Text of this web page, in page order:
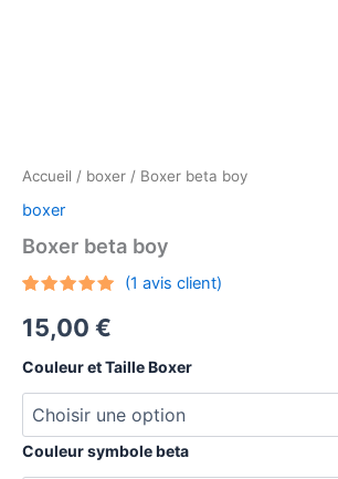
Accueil / boxer / Boxer beta boy
boxer
Boxer beta boy
sur 5
basé sur
client
(1 avis client)
15,00 €
Couleur et Taille Boxer
Couleur symbole beta